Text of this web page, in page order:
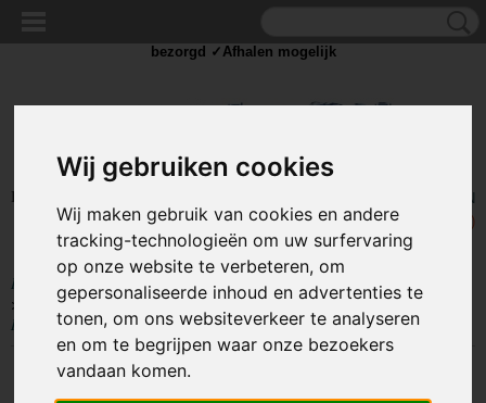
Wij gebruiken cookies
Wij maken gebruik van cookies en andere
tracking-technologieën om uw surfervaring
op onze website te verbeteren, om
gepersonaliseerde inhoud en advertenties te
tonen, om ons websiteverkeer te analyseren
en om te begrijpen waar onze bezoekers
vandaan komen.
Inloggen
UW WINKELWAGEN
Geen producten
(0)
Home COMPONENTEN >KABELSCHOEN / DRAAD CONNECTORS
>
Kabelschoen - Vlakstekker >Kabelschoen Vlakstekker 100 stuks - Plat
Rood - Insteekbreedte 6.4 mm Insteekdikte 0.8 mm
bezorgd ✓Afhalen mogelijk